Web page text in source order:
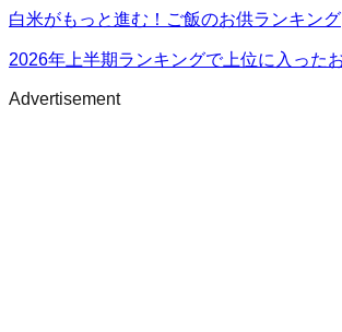
白米がもっと進む！ご飯のお供ランキング
2026年上半期ランキングで上位に入った
Advertisement